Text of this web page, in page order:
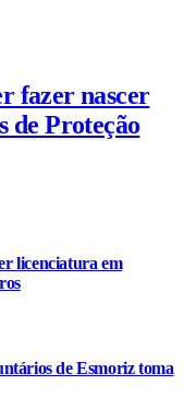
fazer nascer
de Proteção
licenciatura em
de Esmoriz toma